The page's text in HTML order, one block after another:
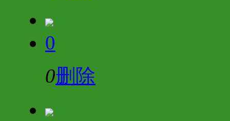
0
0删除